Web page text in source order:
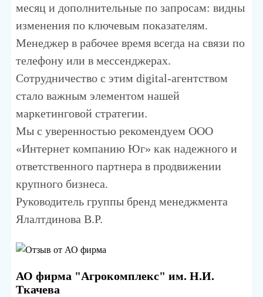
месяц и дополнительные по запросам: видны
изменения по ключевым показателям.
Менеджер в рабочее время всегда на связи по
телефону или в мессенджерах.
Сотрудничество с этим digital-агентством
стало важным элементом нашей
маркетинговой стратегии.
Мы с уверенностью рекомендуем ООО
«Интернет компанию Юг» как надежного и
ответственного партнера в продвижении
крупного бизнеса.
Руководитель группы бренд менеджмента
Ялалтдинова В.Р.
АО фирма "Агрокомплекс" им. Н.И.
Ткачева